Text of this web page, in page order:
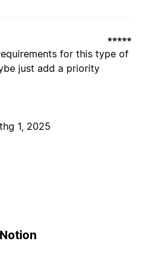
for this type of
just add a priority
1, 2025